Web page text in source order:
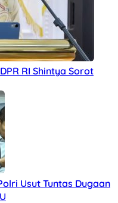
RI Shintya Sorot
Usut Tuntas Dugaan